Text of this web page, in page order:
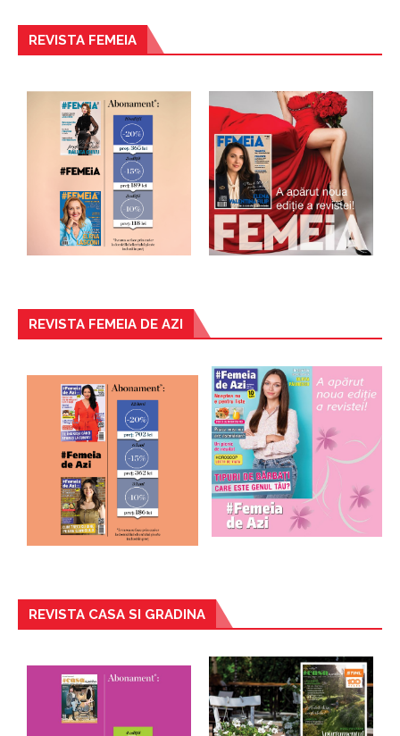
REVISTA FEMEIA
REVISTA FEMEIA DE AZI
REVISTA CASA SI GRADINA